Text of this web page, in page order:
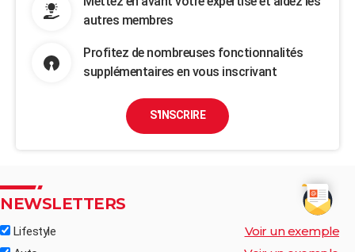
autres membres
Profitez de nombreuses fonctionnalités
supplémentaires en vous inscrivant
S'INSCRIRE
NEWSLETTERS
Lifestyle Voir un exemple